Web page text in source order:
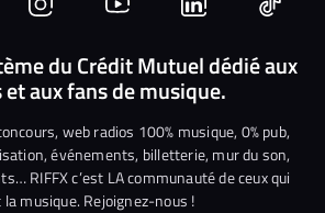
Nous
rejoindre
sur
Instagram
Nous
rejoindre
sur
YouTube
Nous
rejoindre
sur
Linkedin
Nous
du Crédit Mutuel dédié aux
aux fans de musique.
web radios 100% musique, 0% pub,
événements, billetterie, mur du son,
RIFFX c’est LA communauté de ceux qui
musique. Rejoignez-nous !